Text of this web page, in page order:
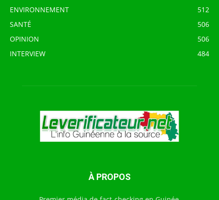
ENVIRONNEMENT
512
SANTÉ
506
OPINION
506
INTERVIEW
484
À PROPOS